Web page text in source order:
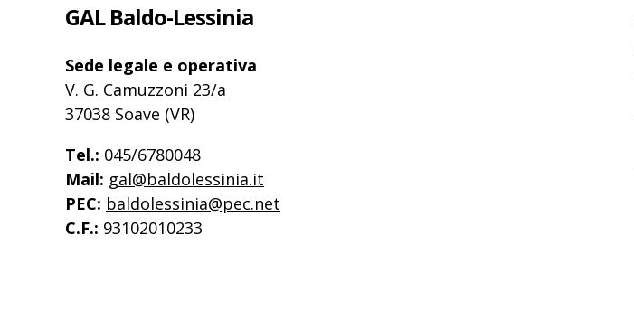
GAL Baldo-Lessinia
Sede legale e operativa
V. G. Camuzzoni 23/a
37038 Soave (VR)
Tel.: 045/6780048
Mail: gal@baldolessinia.it
PEC: baldolessinia@pec.net
C.F.: 93102010233